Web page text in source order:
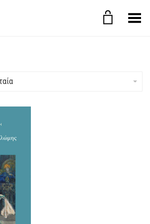
Εναλλαγή μενού